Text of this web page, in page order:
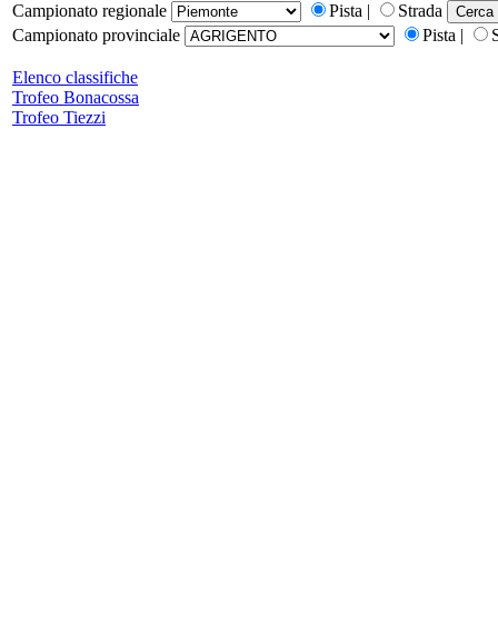
Campionato regionale
Pista |
Strada
Campionato provinciale
Pista |
Elenco classifiche
Trofeo Bonacossa
Trofeo Tiezzi